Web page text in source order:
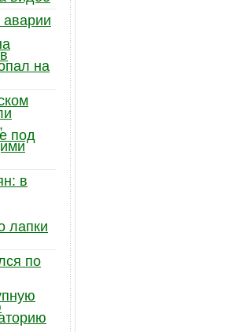
на
под
в
лапки
по